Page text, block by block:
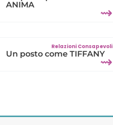
ANIMA
⇝
Relazioni Consapevoli
Un posto come TIFFANY⇝